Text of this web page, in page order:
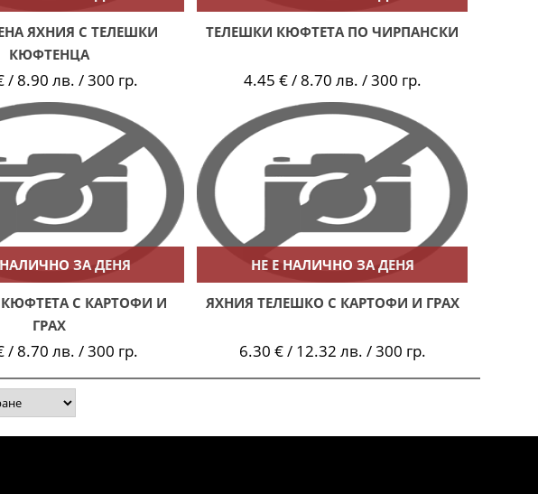
ЯХНИЯ С ТЕЛЕШКИ
КЮФТЕНЦА
/ 8.90 лв. / 300 гр.
ТЕЛЕШКИ КЮФТЕТА ПО ЧИРПАНСКИ
4.45 € / 8.70 лв. / 300 гр.
НАЛИЧНО ЗА ДЕНЯ
С КАРТОФИ И
ГРАХ
/ 8.70 лв. / 300 гр.
НЕ Е НАЛИЧНО ЗА ДЕНЯ
ЯХНИЯ ТЕЛЕШКО С КАРТОФИ И ГРАХ
6.30 € / 12.32 лв. / 300 гр.